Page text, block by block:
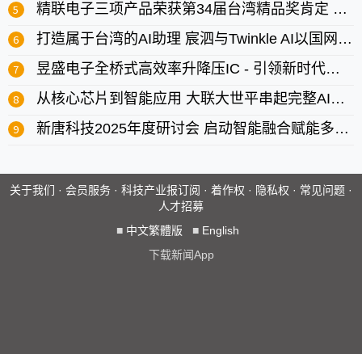
精联电子三项产品荣获第34届台湾精品奖肯定 展现创新实力与智能应用
打造属于台湾的AI助理 宸泗与Twinkle AI以国网中心算力推动在地智能应用
昱盛电子全桥式高效率升降压IC - 引领新时代智能应用
从核心芯片到智能应用 大联大世平串起完整AI版图
新唐科技2025年度研讨会 启动智能融合赋能多元创新
关于我们 · 会员服务 · 科技产业报订阅 · 着作权 · 隐私权 · 常见问题 ·
人才招募
■ 中文繁體版 ■ English
下载新闻App